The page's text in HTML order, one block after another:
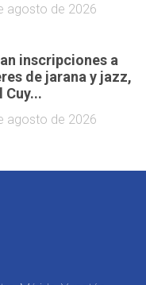
agosto de 2026
inscripciones a
de jarana y jazz,
Cuy...
agosto de 2026